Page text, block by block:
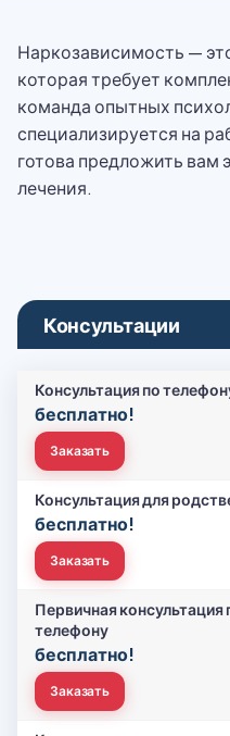
Наркозависимость —
которая требует
команда опытных
специализируется на
готова предложить
лечения.
Консультации
Консультация по
бесплатно!
Заказать
Консультация для
бесплатно!
Заказать
Первичная
телефону
бесплатно!
Заказать